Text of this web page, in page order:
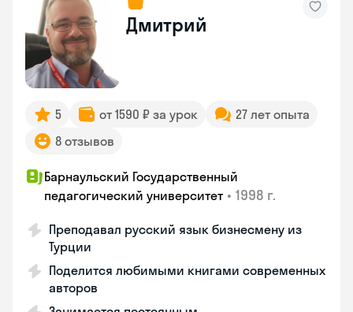
Дмитрий
5 от 1590 ₽ за урок
27 лет опыта
8 отзывов
Барнаульский Государственный
педагогический университет • 1998 г.
Преподавал русский язык бизнесмену из
Турции
Поделится любимыми книгами современных
авторов